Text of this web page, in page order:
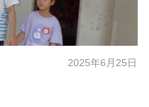
2025年6月25日